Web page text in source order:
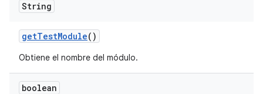
String
getTestModule()
Obtiene el nombre del módulo.
boolean